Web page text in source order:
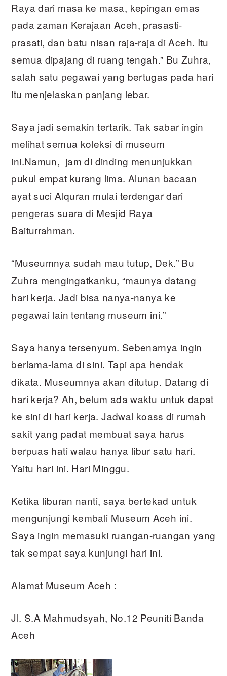
Raya dari masa ke masa, kepingan emas
pada zaman Kerajaan Aceh, prasasti-
prasati, dan batu nisan raja-raja di Aceh. Itu
semua dipajang di ruang tengah.” Bu Zuhra,
salah satu pegawai yang bertugas pada hari
itu menjelaskan panjang lebar.
Saya jadi semakin tertarik. Tak sabar ingin
melihat semua koleksi di museum
ini.Namun, jam di dinding menunjukkan
pukul empat kurang lima. Alunan bacaan
ayat suci Alquran mulai terdengar dari
pengeras suara di Mesjid Raya
Baiturrahman.
“Museumnya sudah mau tutup, Dek.” Bu
Zuhra mengingatkanku, “maunya datang
hari kerja. Jadi bisa nanya-nanya ke
pegawai lain tentang museum ini.”
Saya hanya tersenyum. Sebenarnya ingin
berlama-lama di sini. Tapi apa hendak
dikata. Museumnya akan ditutup. Datang di
hari kerja? Ah, belum ada waktu untuk dapat
ke sini di hari kerja. Jadwal koass di rumah
sakit yang padat membuat saya harus
berpuas hati walau hanya libur satu hari.
Yaitu hari ini. Hari Minggu.
Ketika liburan nanti, saya bertekad untuk
mengunjungi kembali Museum Aceh ini.
Saya ingin memasuki ruangan-ruangan yang
tak sempat saya kunjungi hari ini.
Alamat Museum Aceh :
Jl. S.A Mahmudsyah, No.12 Peuniti Banda
Aceh